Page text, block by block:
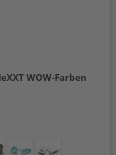
WOW-Farben